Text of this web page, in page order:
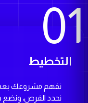
01
التخطيط
نفهم مشروعك
نحدد الفرص،